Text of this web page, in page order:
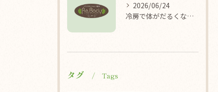
2026/06/24
冷房で体がだるくなる理由/袖ケ浦/リラクゼーション整体Re.Body
タグ Tags